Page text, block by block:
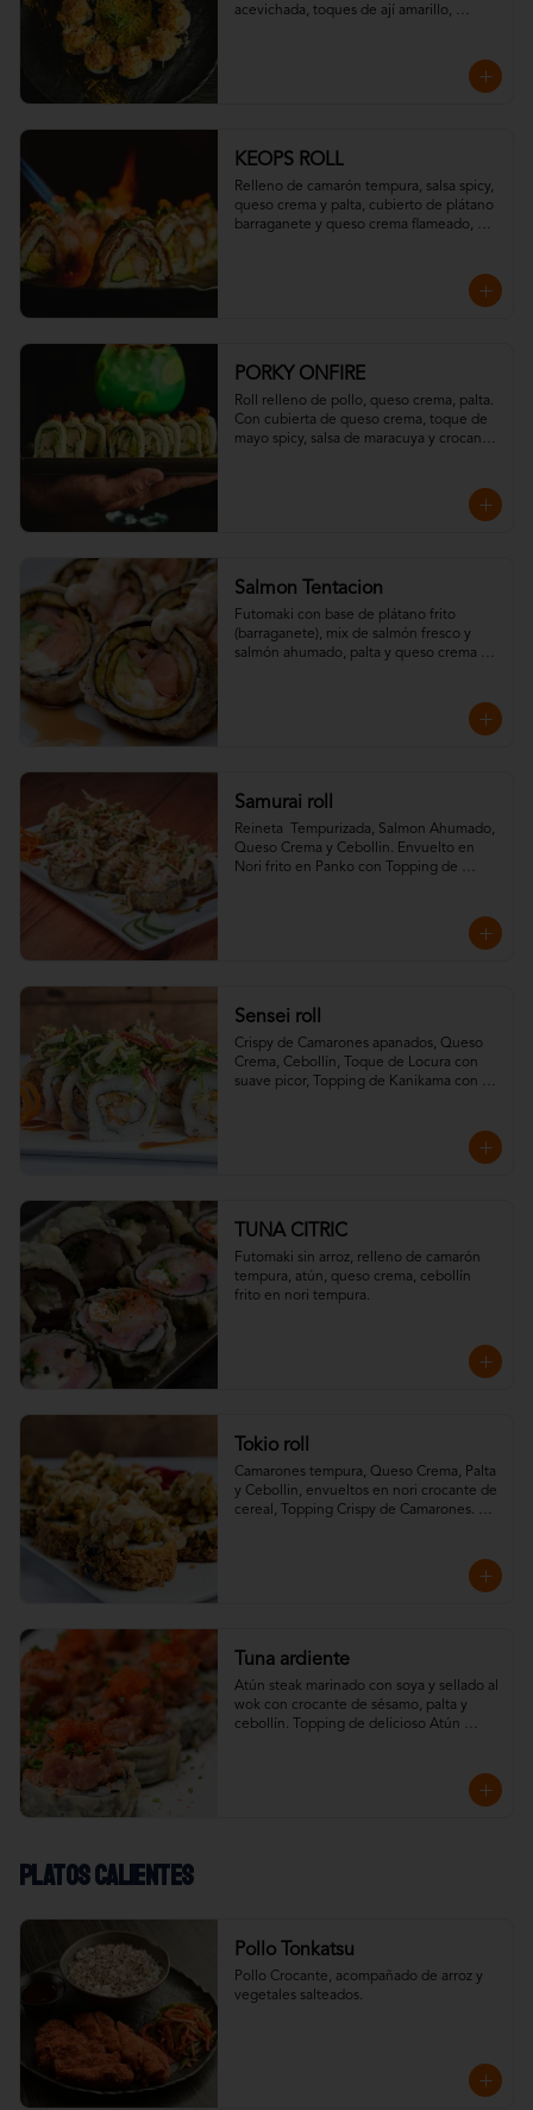
acevichada, toques de ají amarillo,
KEOPS ROLL
Relleno de camarón tempura, salsa spicy,
queso crema y palta, cubierto de plátano
barraganete y queso crema flameado,
PORKY ONFIRE
Roll relleno de pollo, queso crema, palta.
Con cubierta de queso crema, toque de
mayo spicy, salsa de maracuya y crocante
Salmon Tentacion
Futomaki con base de plátano frito
(barraganete), mix de salmón fresco y
salmón ahumado, palta y queso crema
Samurai roll
Reineta  Tempurizada, Salmon Ahumado,
Queso Crema y Cebollin. Envuelto en
Nori frito en Panko con Topping de
Sensei roll
Crispy de Camarones apanados, Queso
Crema, Cebollín, Toque de Locura con
suave picor, Topping de Kanikama con
TUNA CITRIC
Futomaki sin arroz, relleno de camarón
tempura, atún, queso crema, cebollín
frito en nori tempura.
Tokio roll
Camarones tempura, Queso Crema, Palta
y Cebollin, envueltos en nori crocante de
cereal, Topping Crispy de Camarones.
Tuna ardiente
Atún steak marinado con soya y sellado al
wok con crocante de sésamo, palta y
cebollín. Topping de delicioso Atún
Platos calientes
Pollo Tonkatsu
Pollo Crocante, acompañado de arroz y
vegetales salteados.